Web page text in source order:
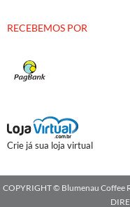
RECEBEMOS POR
Crie já sua loja virtual
COPYRIGHT © Blumenau Coffee